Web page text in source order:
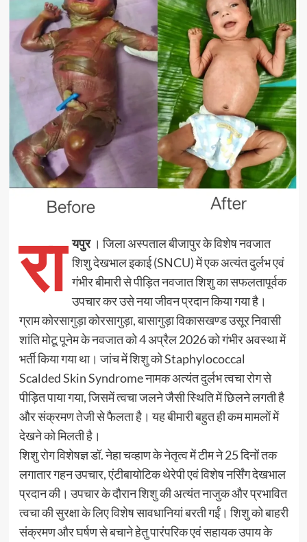
रा यपुर। जिला अस्पताल बीजापुर के विशेष नवजात
शिशु देखभाल इकाई (SNCU) में एक अत्यंत दुर्लभ एवं
गंभीर बीमारी से पीड़ित नवजात शिशु का सफलतापूर्वक
उपचार कर उसे नया जीवन प्रदान किया गया है।
ग्राम कोरसागुड़ा कोरसागुड़ा, बासागुड़ा विकासखण्ड उसूर निवासी
शांति मोटू पूनेम के नवजात को 4 अप्रैल 2026 को गंभीर अवस्था में
भर्ती किया गया था। जांच में शिशु को Staphylococcal
Scalded Skin Syndrome नामक अत्यंत दुर्लभ त्वचा रोग से
पीड़ित पाया गया, जिसमें त्वचा जलने जैसी स्थिति में छिलने लगती है
और संक्रमण तेजी से फैलता है। यह बीमारी बहुत ही कम मामलों में
देखने को मिलती है।
शिशु रोग विशेषज्ञ डॉ. नेहा चव्हाण के नेतृत्व में टीम ने 25 दिनों तक
लगातार गहन उपचार, एंटीबायोटिक थेरेपी एवं विशेष नर्सिंग देखभाल
प्रदान की। उपचार के दौरान शिशु की अत्यंत नाजुक और प्रभावित
त्वचा की सुरक्षा के लिए विशेष सावधानियां बरती गईं। शिशु को बाहरी
संक्रमण और घर्षण से बचाने हेतु पारंपरिक एवं सहायक उपाय के